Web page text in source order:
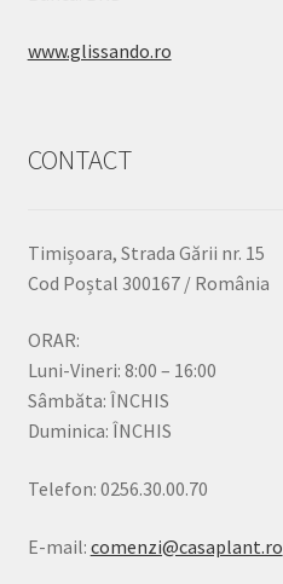
www.glissando.ro
CONTACT
Timișoara, Strada Gării nr. 15
Cod Poștal 300167 / România
ORAR:
Luni-Vineri: 8:00 – 16:00
Sâmbăta: ÎNCHIS
Duminica: ÎNCHIS
Telefon: 0256.30.00.70
E-mail: comenzi@casaplant.ro